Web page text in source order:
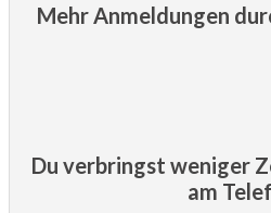
Mehr Anmeldungen
Du verbringst weniger
am